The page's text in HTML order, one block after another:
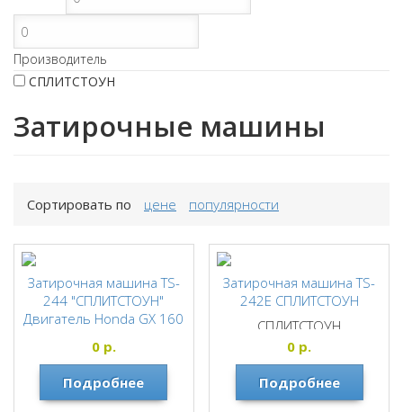
Производитель
СПЛИТСТОУН
Затирочные машины
Сортировать по цене популярности
Затирочная машина TS-
244 "СПЛИТСТОУН"
Двигатель Honda GX 160
СПЛИТСТОУН
0р.
Подробнее
Затирочная машина TS-
242E СПЛИТСТОУН
СПЛИТСТОУН
0 р.
Подробнее